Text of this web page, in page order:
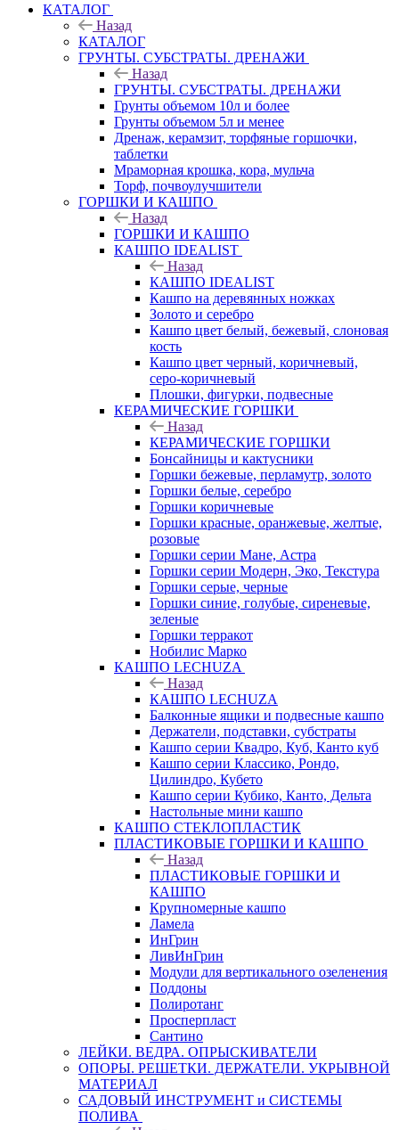
КАТАЛОГ
Назад
КАТАЛОГ
ГРУНТЫ. СУБСТРАТЫ. ДРЕНАЖИ
Назад
ГРУНТЫ. СУБСТРАТЫ. ДРЕНАЖИ
Грунты объемом 10л и более
Грунты объемом 5л и менее
Дренаж, керамзит, торфяные горшочки,
таблетки
Мраморная крошка, кора, мульча
Торф, почвоулучшители
ГОРШКИ И КАШПО
Назад
ГОРШКИ И КАШПО
КАШПО IDEALIST
Назад
КАШПО IDEALIST
Кашпо на деревянных ножках
Золото и серебро
Кашпо цвет белый, бежевый, слоновая
кость
Кашпо цвет черный, коричневый,
серо-коричневый
Плошки, фигурки, подвесные
КЕРАМИЧЕСКИЕ ГОРШКИ
Назад
КЕРАМИЧЕСКИЕ ГОРШКИ
Бонсайницы и кактусники
Горшки бежевые, перламутр, золото
Горшки белые, серебро
Горшки коричневые
Горшки красные, оранжевые, желтые,
розовые
Горшки серии Мане, Астра
Горшки серии Модерн, Эко, Текстура
Горшки серые, черные
Горшки синие, голубые, сиреневые,
зеленые
Горшки терракот
Нобилис Марко
КАШПО LECHUZA
Назад
КАШПО LECHUZA
Балконные ящики и подвесные кашпо
Держатели, подставки, субстраты
Кашпо серии Квадро, Куб, Канто куб
Кашпо серии Классико, Рондо,
Цилиндро, Кубето
Кашпо серии Кубико, Канто, Дельта
Настольные мини кашпо
КАШПО СТЕКЛОПЛАСТИК
ПЛАСТИКОВЫЕ ГОРШКИ И КАШПО
Назад
ПЛАСТИКОВЫЕ ГОРШКИ И
КАШПО
Крупномерные кашпо
Ламела
ИнГрин
ЛивИнГрин
Модули для вертикального озеленения
Поддоны
Полиротанг
Просперпласт
Сантино
ЛЕЙКИ. ВЕДРА. ОПРЫСКИВАТЕЛИ
ОПОРЫ. РЕШЕТКИ. ДЕРЖАТЕЛИ. УКРЫВНОЙ
МАТЕРИАЛ
САДОВЫЙ ИНСТРУМЕНТ и СИСТЕМЫ
ПОЛИВА